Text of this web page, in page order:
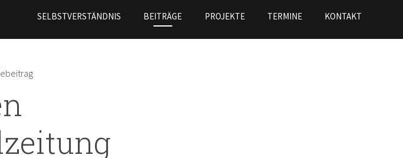
SELBSTVERSTÄNDNIS BEITRÄGE PROJEKTE TERMINE KONTAKT